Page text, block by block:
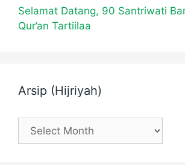
Selamat Datang, 90 Santriwati
Qur’an Tartiilaa
Arsip (Hijriyah)
Arsip
(Hijriyah)